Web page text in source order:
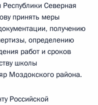
Северная
принять меры
получению
определению
работ и сроков
школы
Моздокского района.
Российской